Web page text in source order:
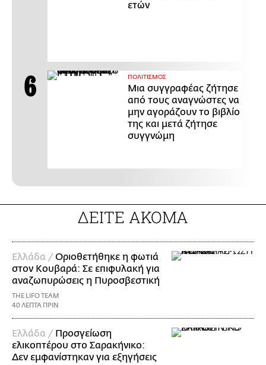
ετών
ΠΟΛΙΤΙΣΜΟΣ
Μια συγγραφέας ζήτησε
από τους αναγνώστες να
μην αγοράζουν το βιβλίο
της και μετά ζήτησε
συγγνώμη
ΔΕΙΤΕ ΑΚΟΜΑ
Ελλάδα / Οριοθετήθηκε η φωτιά
στον Κουβαρά: Σε επιφυλακή για
αναζωπυρώσεις η Πυροσβεστική
THE LIFO TEAM
40 ΛΕΠΤΑ ΠΡΙΝ
Ελλάδα / Προσγείωση
ελικοπτέρου στο Σαρακήνικο:
Δεν εμφανίστηκαν για εξηγήσεις